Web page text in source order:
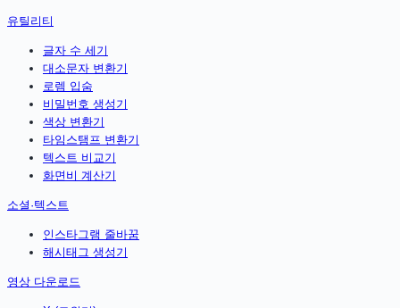
유틸리티
글자 수 세기
대소문자 변환기
로렘 입숨
비밀번호 생성기
색상 변환기
타임스탬프 변환기
텍스트 비교기
화면비 계산기
소셜·텍스트
인스타그램 줄바꿈
해시태그 생성기
영상 다운로드